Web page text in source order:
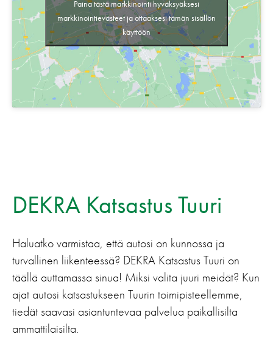
Paina tästä markkinointi hyväksyäksesi
markkinointievästeet ja ottaaksesi tämän sisällön
käyttöön
DEKRA Katsastus Tuuri
Haluatko varmistaa, että autosi on kunnossa ja
turvallinen liikenteessä? DEKRA Katsastus Tuuri on
täällä auttamassa sinua! Miksi valita juuri meidät? Kun
ajat autosi katsastukseen Tuurin toimipisteellemme,
tiedät saavasi asiantuntevaa palvelua paikallisilta
ammattilaisilta.